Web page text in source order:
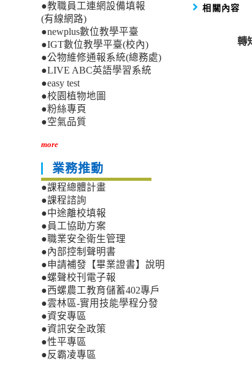
相關內容
轉
●教職員工連網設備填報
(有線網路)
●newplus數位教學平臺
●IGT數位教學平臺(校內)
●公物維修通報系統(總務處)
●LIVE ABC英語學習系統
●easy test
●校園植物地圖
●粉絲專頁
●空氣品質
more
業務推動
●課程總體計畫
●課程諮詢
●中途離校填報
●員工協助方案
●職業安全衛生管理
●內部控制聲明書
●申請補發【畢業證書】說明
●螺聲校刊電子報
●西螺農工教育儲蓄402專戶
●雲林區-實用技能學程分發
●資安專區
●資訊安全政策
●性平專區
●反霸凌專區